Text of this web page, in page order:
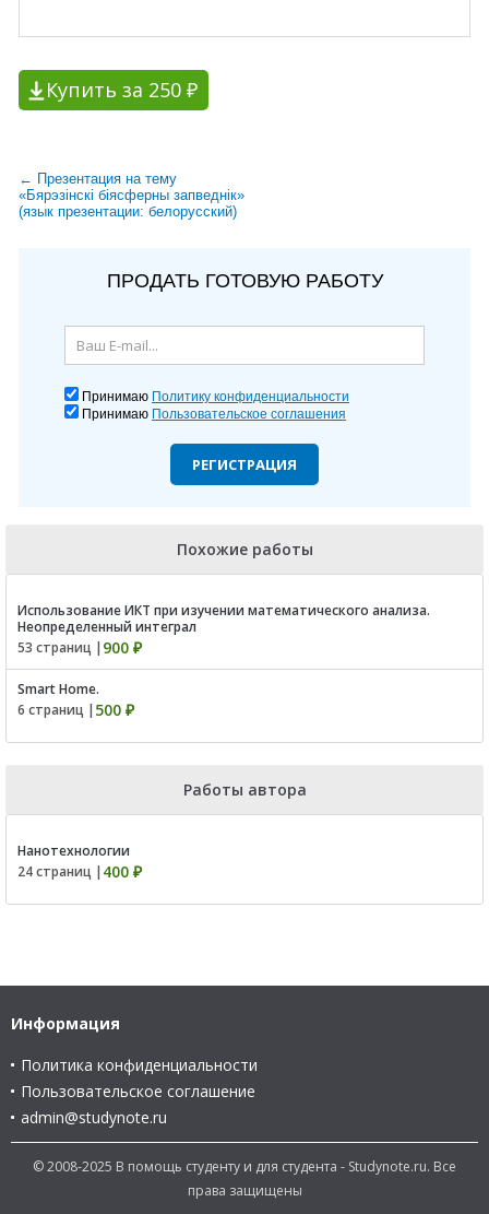
Купить за 250 ₽
← Презентация на тему
«Бярэзінскі біясферны запведнік»
(язык презентации: белорусский)
ПРОДАТЬ ГОТОВУЮ РАБОТУ
Принимаю Политику конфиденциальности
Принимаю Пользовательское соглашения
РЕГИСТРАЦИЯ
Похожие работы
Использование ИКТ при изучении математического анализа.
Неопределенный интеграл
53 страниц | 900 ₽
Smart Home.
6 страниц | 500 ₽
Работы автора
Нанотехнологии
24 страниц | 400 ₽
Информация
Политика конфиденциальности
Пользовательское соглашение
admin@studynote.ru
© 2008-2025 В помощь студенту и для студента - Studynote.ru. Все
права защищены